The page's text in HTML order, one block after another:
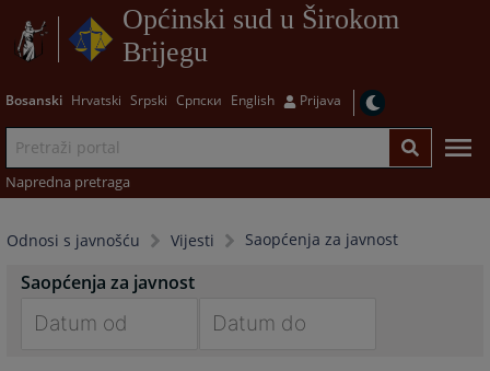
Općinski sud u Širokom
Brijegu
Bosanski Hrvatski Srpski Српски English Prijava
Napredna pretraga
Odnosi s javnošću Vijesti Saopćenja za javnost
Saopćenja za javnost